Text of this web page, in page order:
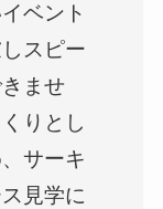
ベント
スピー
ませ
りとし
サーキ
見学に